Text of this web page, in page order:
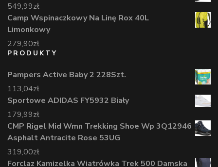
549,99zł
Camp Wspinaczkowy Na Linę Rox 40L
Limonkowy
279,90zł
PRODUKTY
Pampers Active Baby 2 228Szt.
113,04zł
Sportowe ADIDAS FY5932 Biały
179,99zł
CMP Rigel Mid Wmn Trekking Shoe Wp 3Q12946
Asphalt Antracite Rose 53UG
319,00zł
Forclaz Kamizelka Wiatrówka Trek 500 Damska